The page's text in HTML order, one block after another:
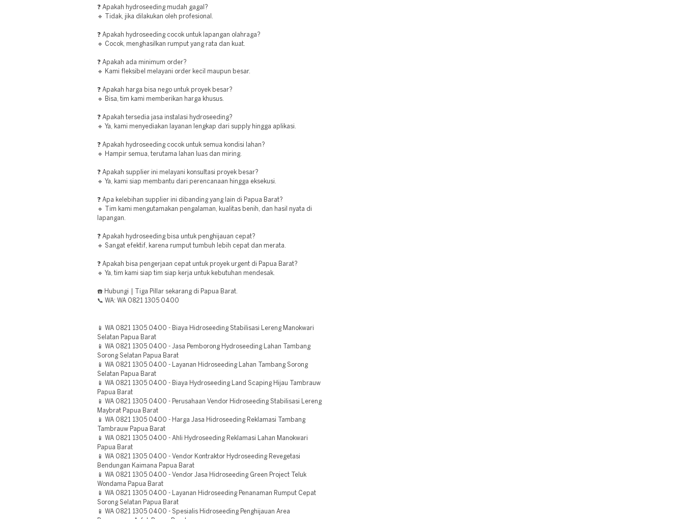
❓ Apakah hydroseeding mudah gagal?
🔹 Tidak, jika dilakukan oleh profesional.
❓ Apakah hydroseeding cocok untuk lapangan olahraga?
🔹 Cocok, menghasilkan rumput yang rata dan kuat.
❓ Apakah ada minimum order?
🔹 Kami fleksibel melayani order kecil maupun besar.
❓ Apakah harga bisa nego untuk proyek besar?
🔹 Bisa, tim kami memberikan harga khusus.
❓ Apakah tersedia jasa instalasi hydroseeding?
🔹 Ya, kami menyediakan layanan lengkap dari supply hingga aplikasi.
❓ Apakah hydroseeding cocok untuk semua kondisi lahan?
🔹 Hampir semua, terutama lahan luas dan miring.
❓ Apakah supplier ini melayani konsultasi proyek besar?
🔹 Ya, kami siap membantu dari perencanaan hingga eksekusi.
❓ Apa kelebihan supplier ini dibanding yang lain di Papua Barat?
🔹 Tim kami mengutamakan pengalaman, kualitas benih, dan hasil nyata di
lapangan.
❓ Apakah hydroseeding bisa untuk penghijauan cepat?
🔹 Sangat efektif, karena rumput tumbuh lebih cepat dan merata.
❓ Apakah bisa pengerjaan cepat untuk proyek urgent di Papua Barat?
🔹 Ya, tim kami siap tim siap kerja untuk kebutuhan mendesak.
☎️ Hubungi | Tiga Pillar sekarang di Papua Barat.
📞 WA: WA 0821 1305 0400
📱 WA 0821 1305 0400 - Biaya Hidroseeding Stabilisasi Lereng Manokwari
Selatan Papua Barat
📱 WA 0821 1305 0400 - Jasa Pemborong Hydroseeding Lahan Tambang
Sorong Selatan Papua Barat
📱 WA 0821 1305 0400 - Layanan Hidroseeding Lahan Tambang Sorong
Selatan Papua Barat
📱 WA 0821 1305 0400 - Biaya Hydroseeding Land Scaping Hijau Tambrauw
Papua Barat
📱 WA 0821 1305 0400 - Perusahaan Vendor Hidroseeding Stabilisasi Lereng
Maybrat Papua Barat
📱 WA 0821 1305 0400 - Harga Jasa Hidroseeding Reklamasi Tambang
Tambrauw Papua Barat
📱 WA 0821 1305 0400 - Ahli Hydroseeding Reklamasi Lahan Manokwari
Papua Barat
📱 WA 0821 1305 0400 - Vendor Kontraktor Hydroseeding Revegetasi
Bendungan Kaimana Papua Barat
📱 WA 0821 1305 0400 - Vendor Jasa Hidroseeding Green Project Teluk
Wondama Papua Barat
📱 WA 0821 1305 0400 - Layanan Hidroseeding Penanaman Rumput Cepat
Sorong Selatan Papua Barat
📱 WA 0821 1305 0400 - Spesialis Hidroseeding Penghijauan Area